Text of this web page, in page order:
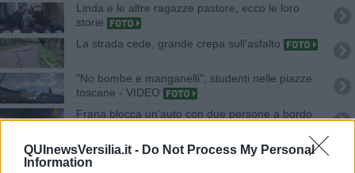
QUInewsVersilia.it - Do Not Process My Personal
Information
Linda e le altre ragazze pastore, ecco le loro
storie
La strada cede, grande crepa sull'asfalto
"No bombe e manganelli", studenti nelle piazze
toscane - VIDEO
Frana blocca un'auto con due persone a bordo
Giorno della Memoria, la Toscana non scorda
l'Olocausto